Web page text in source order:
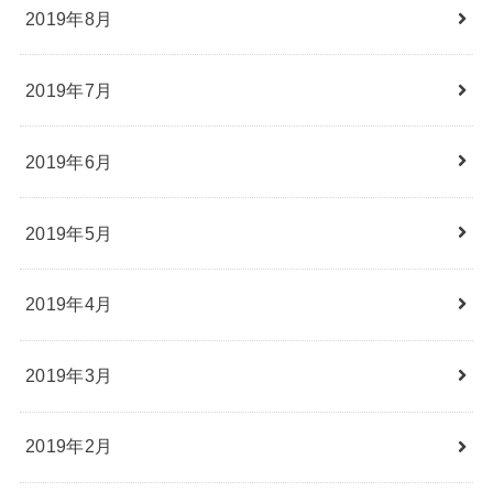
2019年8月
2019年7月
2019年6月
2019年5月
2019年4月
2019年3月
2019年2月